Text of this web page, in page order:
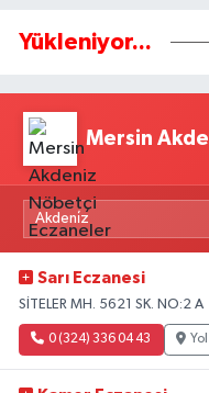
Yükleniyor...
Mersin
Sarı Eczanesi
SİTELER MH. 5621 SK. NO:2
0 (324) 336 04 43